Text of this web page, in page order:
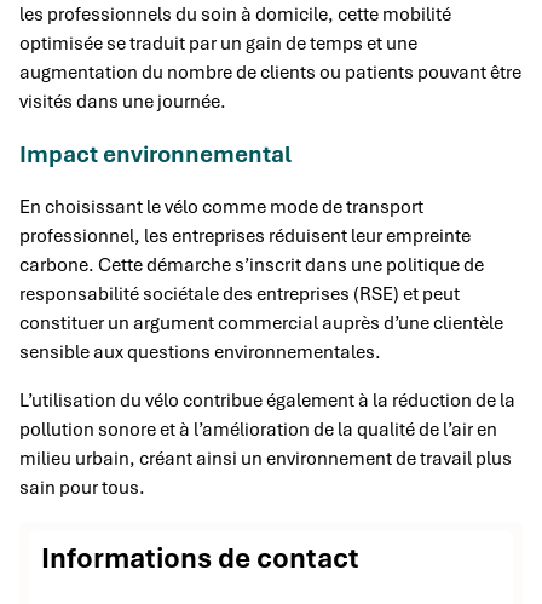
les professionnels du soin à domicile, cette mobilité
optimisée se traduit par un gain de temps et une
augmentation du nombre de clients ou patients pouvant être
visités dans une journée.
Impact environnemental
En choisissant le vélo comme mode de transport
professionnel, les entreprises réduisent leur empreinte
carbone. Cette démarche s’inscrit dans une politique de
responsabilité sociétale des entreprises (RSE) et peut
constituer un argument commercial auprès d’une clientèle
sensible aux questions environnementales.
L’utilisation du vélo contribue également à la réduction de la
pollution sonore et à l’amélioration de la qualité de l’air en
milieu urbain, créant ainsi un environnement de travail plus
sain pour tous.
Informations de contact